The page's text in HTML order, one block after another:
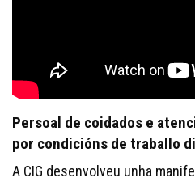
Persoal de coidados e
por condicións de traballo
A CIG desenvolveu unha